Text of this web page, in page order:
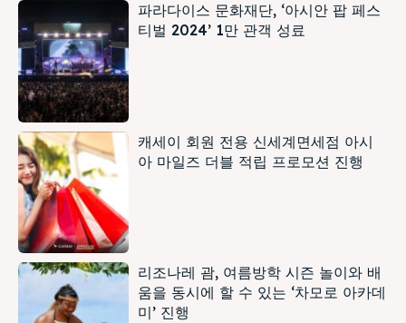
파라다이스 문화재단, ‘아시안 팝 페스
티벌 2024’ 1만 관객 성료
캐세이 회원 전용 신세계면세점 아시
아 마일즈 더블 적립 프로모션 진행
리조나레 괌, 여름방학 시즌 놀이와 배
움을 동시에 할 수 있는 ‘차모로 아카데
미’ 진행